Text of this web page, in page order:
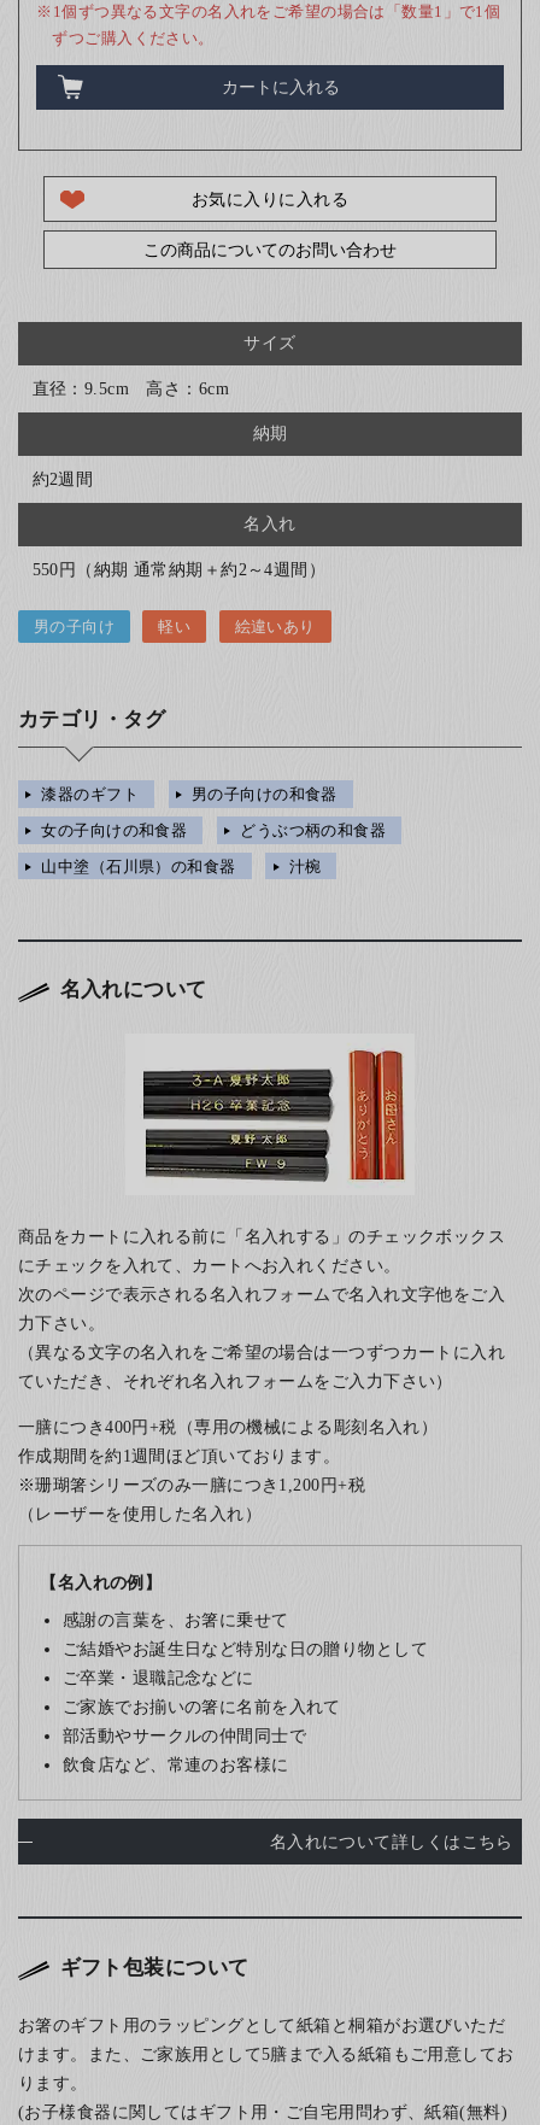
※1個ずつ異なる文字の名入れをご希望の場合は「数量1」で1個
ずつご購入ください。
カートに入れる
お気に入りに入れる
この商品についてのお問い合わせ
サイズ
直径：9.5cm 高さ：6cm
納期
約2週間
名入れ
550円（納期 通常納期＋約2～4週間）
男の子向け 軽い 絵違いあり
カテゴリ・タグ
漆器のギフト
男の子向けの和食器
女の子向けの和食器
どうぶつ柄の和食器
山中塗（石川県）の和食器
汁椀
名入れについて
商品をカートに入れる前に「名入れする」のチェックボックス
にチェックを入れて、カートへお入れください。
次のページで表示される名入れフォームで名入れ文字他をご入
力下さい。
（異なる文字の名入れをご希望の場合は一つずつカートに入れ
ていただき、それぞれ名入れフォームをご入力下さい）
一膳につき400円+税（専用の機械による彫刻名入れ）
作成期間を約1週間ほど頂いております。
※珊瑚箸シリーズのみ一膳につき1,200円+税
（レーザーを使用した名入れ）
【名入れの例】
感謝の言葉を、お箸に乗せて
ご結婚やお誕生日など特別な日の贈り物として
ご卒業・退職記念などに
ご家族でお揃いの箸に名前を入れて
部活動やサークルの仲間同士で
飲食店など、常連のお客様に
名入れについて詳しくはこちら
ギフト包装について
お箸のギフト用のラッピングとして紙箱と桐箱がお選びいただ
けます。また、ご家族用として5膳まで入る紙箱もご用意してお
ります。
(お子様食器に関してはギフト用・ご自宅用問わず、紙箱(無料)